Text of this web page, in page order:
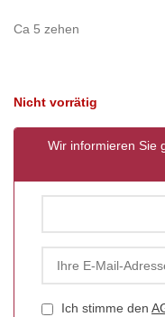
Ca 5 zehen
Nicht vorrätig
Wir informieren Sie
Ich stimme den